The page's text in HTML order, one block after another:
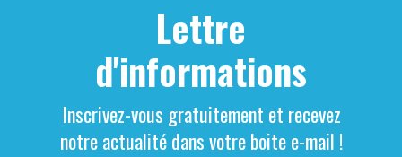
Lettre
d'informations
Inscrivez-vous gratuitement et recevez
notre actualité dans votre boite e-mail !